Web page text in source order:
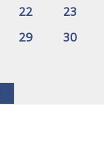
22
23
29
30